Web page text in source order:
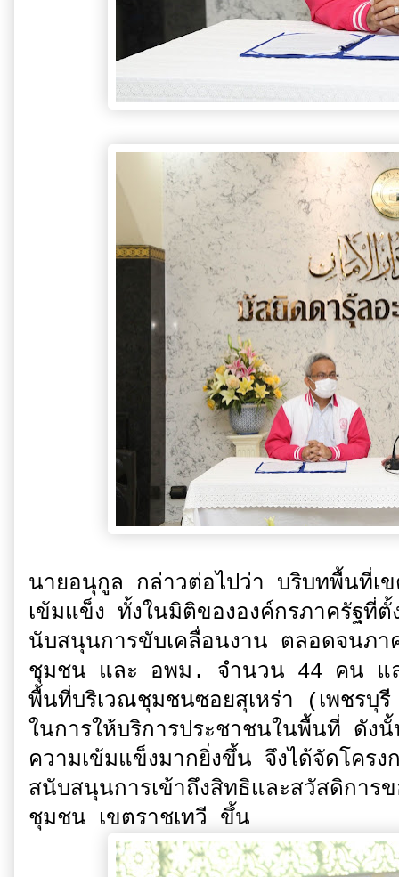
นายอนุกูล กล่าวต่อไปว่า บริบทพื้นที่
เข้มแข็ง ทั้งในมิติขององค์กรภาครัฐที่
นับสนุนการขับเคลื่อนงาน ตลอดจนภ
ชุมชน และ อพม. จำนวน 44 คน แล
พื้นที่บริเวณชุมชนซอยสุเหร่า (เพชรบุ
ในการให้บริการประชาชนในพื้นที่ ดัง
ความเข้มแข็งมากยิ่งขึ้น จึงได้จัดโครง
สนับสนุนการเข้าถึงสิทธิและสวัสดิการ
ชุมชน เขตราชเทวี ขึ้น